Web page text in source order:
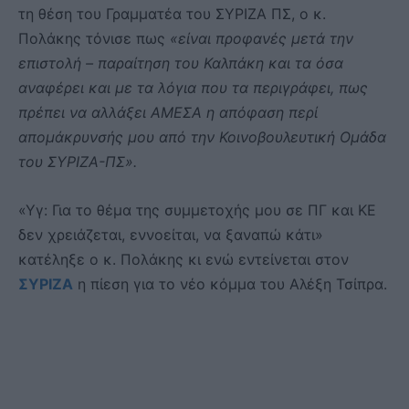
τη θέση του Γραμματέα του ΣΥΡΙΖΑ ΠΣ, ο κ.
Πολάκης τόνισε πως «είναι προφανές μετά την
επιστολή – παραίτηση του Καλπάκη και τα όσα
αναφέρει και με τα λόγια που τα περιγράφει, πως
πρέπει να αλλάξει ΑΜΕΣΑ η απόφαση περί
απομάκρυνσής μου από την Κοινοβουλευτική Ομάδα
του ΣΥΡΙΖΑ-ΠΣ».
«Υγ: Για το θέμα της συμμετοχής μου σε ΠΓ και ΚΕ
δεν χρειάζεται, εννοείται, να ξαναπώ κάτι»
κατέληξε ο κ. Πολάκης κι ενώ εντείνεται στον
ΣΥΡΙΖΑ η πίεση για το νέο κόμμα του Αλέξη Τσίπρα.